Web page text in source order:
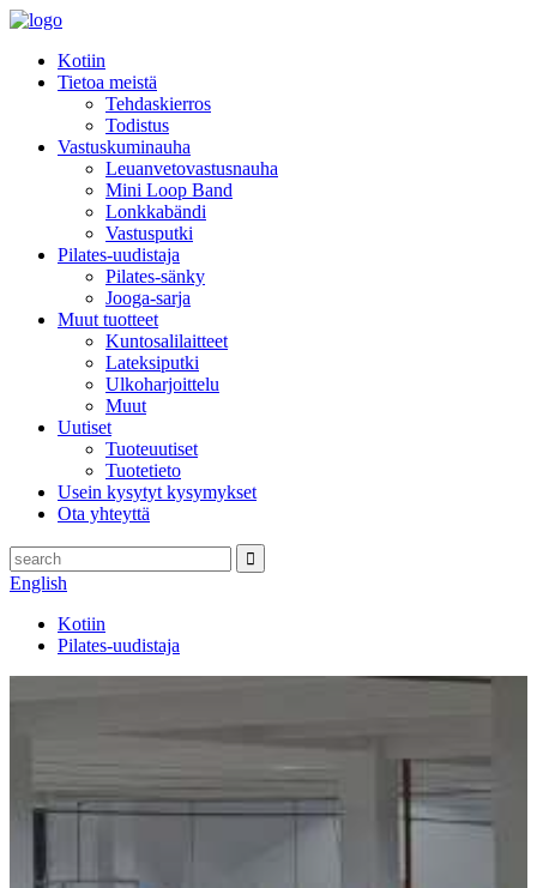
Kotiin
Tietoa meistä
Tehdaskierros
Todistus
Vastuskuminauha
Leuanvetovastusnauha
Mini Loop Band
Lonkkabändi
Vastusputki
Pilates-uudistaja
Pilates-sänky
Jooga-sarja
Muut tuotteet
Kuntosalilaitteet
Lateksiputki
Ulkoharjoittelu
Muut
Uutiset
Tuoteuutiset
Tuotetieto
Usein kysytyt kysymykset
Ota yhteyttä
English
Kotiin
Pilates-uudistaja